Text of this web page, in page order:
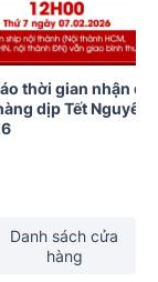
thời gian nhận
dịp Tết Nguyên
Danh sách cửa
hàng